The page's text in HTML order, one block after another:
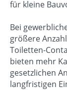
für kleine
Bei
größere
Toiletten-
bieten mehr
gesetzlichen
langfristigen